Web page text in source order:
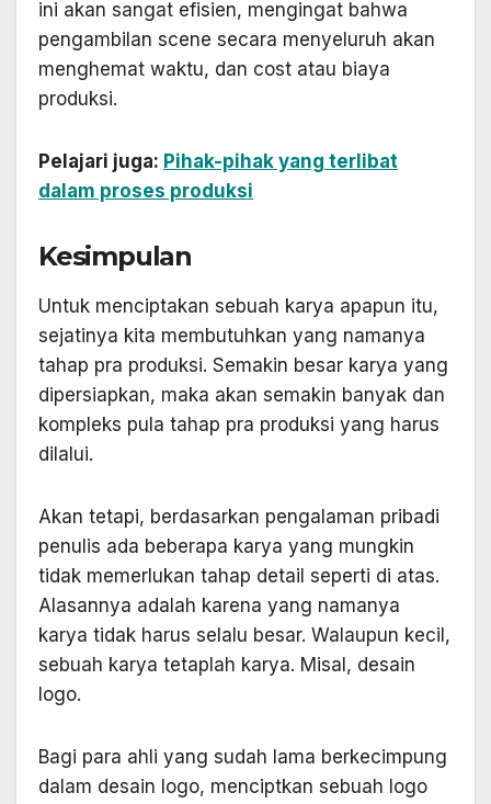
ini akan sangat efisien, mengingat bahwa
pengambilan scene secara menyeluruh akan
menghemat waktu, dan cost atau biaya
produksi.
Pelajari juga: Pihak-pihak yang terlibat
dalam proses produksi
Kesimpulan
Untuk menciptakan sebuah karya apapun itu,
sejatinya kita membutuhkan yang namanya
tahap pra produksi. Semakin besar karya yang
dipersiapkan, maka akan semakin banyak dan
kompleks pula tahap pra produksi yang harus
dilalui.
Akan tetapi, berdasarkan pengalaman pribadi
penulis ada beberapa karya yang mungkin
tidak memerlukan tahap detail seperti di atas.
Alasannya adalah karena yang namanya
karya tidak harus selalu besar. Walaupun kecil,
sebuah karya tetaplah karya. Misal, desain
logo.
Bagi para ahli yang sudah lama berkecimpung
dalam desain logo, menciptkan sebuah logo